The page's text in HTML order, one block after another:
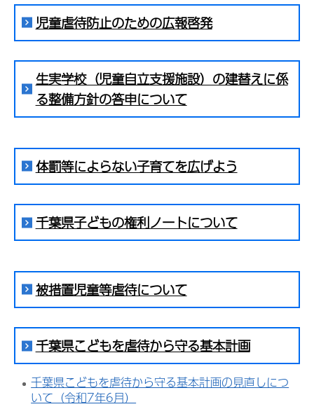
児童虐待防止のための広報啓発
生実学校（児童自立支援施設）の建替えに係
る整備方針の答申について
体罰等によらない子育てを広げよう
千葉県子どもの権利ノートについて
被措置児童等虐待について
千葉県こどもを虐待から守る基本計画
千葉県こどもを虐待から守る基本計画の見直しにつ
いて（令和7年6月）